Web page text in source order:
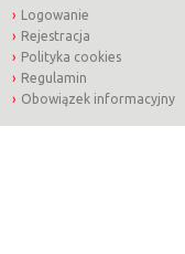
Logowanie
Rejestracja
Polityka cookies
Regulamin
Obowiązek informacyjny